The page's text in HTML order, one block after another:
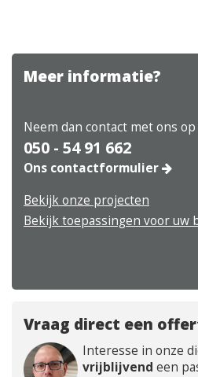
Meer informatie?
Neem dan contact met ons op
050 - 54 91 662
Ons contactformulier
Bekijk onze projecten
Bekijk toepassingen voor uw
Vraag direct een
Interesse in onze
vrijblijvend een